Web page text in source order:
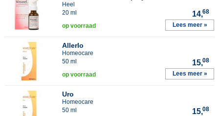
Heel
20 ml
14,68
op voorraad Lees meer »
Allerlo
Homeocare
50 ml
15,08
op voorraad Lees meer »
Uro
Homeocare
50 ml
15,08